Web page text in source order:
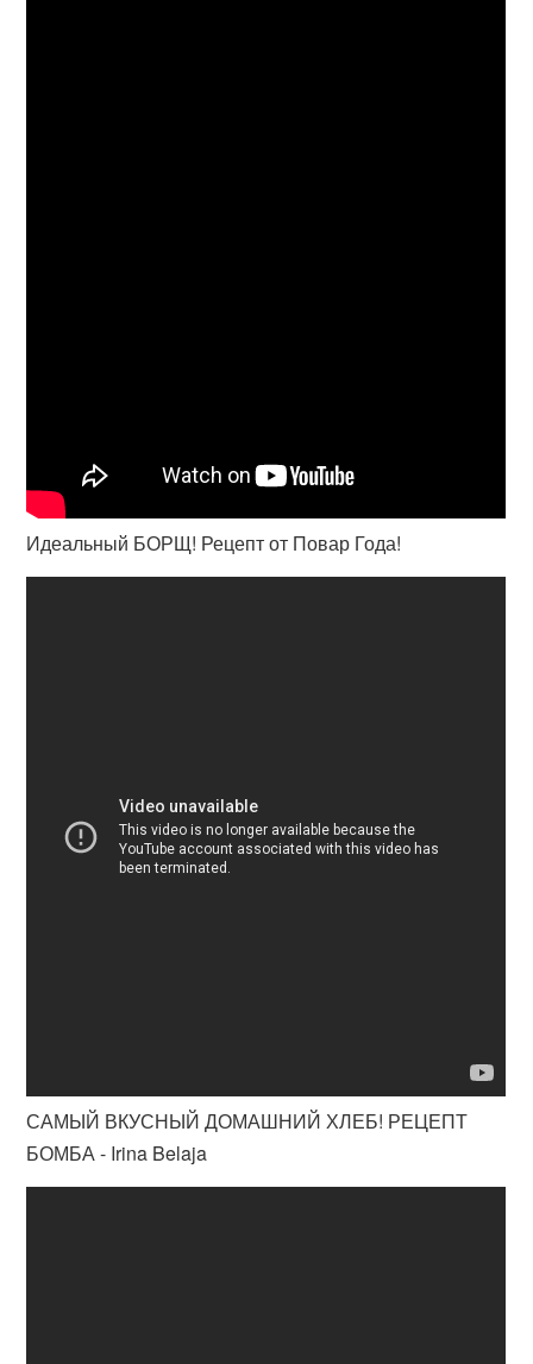
Идеальный БОРЩ! Рецепт от Повар Года!
САМЫЙ ВКУСНЫЙ ДОМАШНИЙ ХЛЕБ! РЕЦЕПТ
БОМБА - Irina Belaja